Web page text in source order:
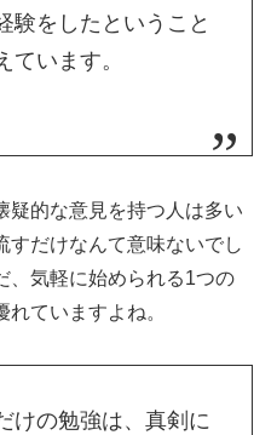
験をしたということ
ています。
疑的な意見を持つ人は多い
すだけなんて意味ないでし
、気軽に始められる1つの
ていますよね。
けの勉強は、真剣に